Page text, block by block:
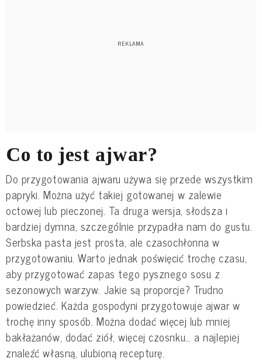
Co to jest ajwar?
Do przygotowania ajwaru używa się przede wszystkim
papryki. Można użyć takiej gotowanej w zalewie
octowej lub pieczonej. Ta druga wersja, słodsza i
bardziej dymna, szczególnie przypadła nam do gustu.
Serbska pasta jest prosta, ale czasochłonna w
przygotowaniu. Warto jednak poświęcić trochę czasu,
aby przygotować zapas tego pysznego sosu z
sezonowych warzyw. Jakie są proporcje? Trudno
powiedzieć. Każda gospodyni przygotowuje ajwar w
trochę inny sposób. Można dodać więcej lub mniej
bakłażanów, dodać ziół, więcej czosnku… a najlepiej
znaleźć własną, ulubioną recepturę.